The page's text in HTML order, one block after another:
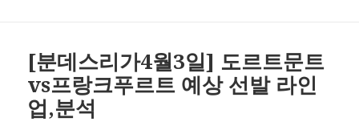
[분데스리가4월3일] 도르트문트
vs프랑크푸르트 예상 선발 라인
업,분석